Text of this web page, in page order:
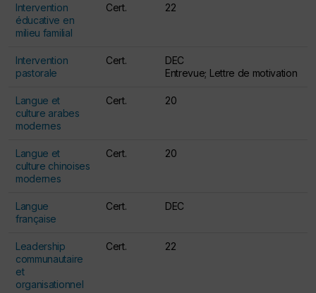
Intervention
éducative en
milieu familial
Cert. 22
Intervention
pastorale
Cert.
DEC
Entrevue; Lettre de motivation
Langue et
culture arabes
modernes
Cert. 20
Langue et
culture chinoises
modernes
Cert. 20
Langue
française
Cert. DEC
Leadership
communautaire
et
organisationnel
Cert. 22